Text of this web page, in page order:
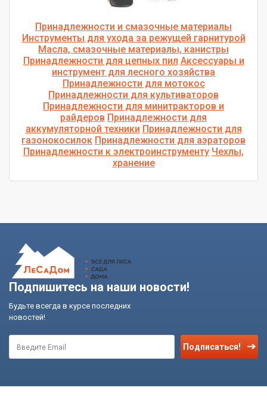
Принадлежности и смазочные материалы
Инструменты для ухода за режущей гарнитурой
Mасла, смазочные материалы, канистры
Принадлежности для цепных пил Аксессуары и
инструмент для лесного хозяйства
Принадлежности для мотокос
Принадлежности для культиваторов
Принадлежности для минитракторов и
райдеров Принадлежности для
аккумуляторной техники Принадлежности для
газонокосилок Принадлежности для аэраторов
Принадлежности к электроинструменту Чехлы,
хранение
Подпишитесь на наши новости!
Будьте всегда в курсе последних
новостей!
Подписаться!